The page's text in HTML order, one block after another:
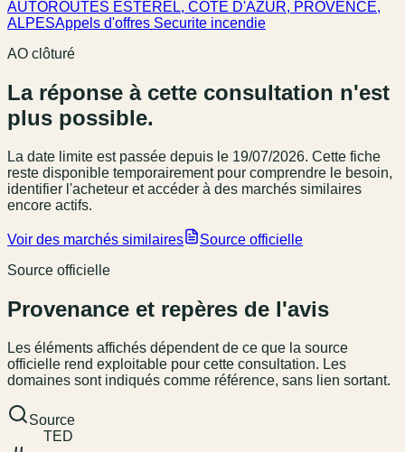
AUTOROUTES ESTEREL, COTE D'AZUR, PROVENCE,
ALPESAppels d'offres Securite incendie
AO clôturé
La réponse à cette consultation n'est
plus possible.
La date limite est passée depuis le 19/07/2026. Cette fiche
reste disponible temporairement pour comprendre le besoin,
identifier l'acheteur et accéder à des marchés similaires
encore actifs.
Voir des marchés similaires
Source officielle
Source officielle
Provenance et repères de l'avis
Les éléments affichés dépendent de ce que la source
officielle rend exploitable pour cette consultation. Les
domaines sont indiqués comme référence, sans lien sortant.
Source
TED